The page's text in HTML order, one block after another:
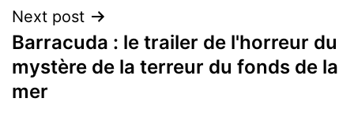
Next post
Barracuda : le trailer de l'horreur du
mystère de la terreur du fonds de la
mer